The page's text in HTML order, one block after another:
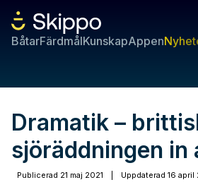
BåtarFärdmålKunskapAppen
Dramatik –
sjöräddningen in
Publicerad 21 maj 2021 Uppdaterad 16 april